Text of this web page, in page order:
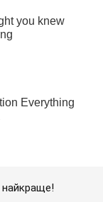
найкраще!